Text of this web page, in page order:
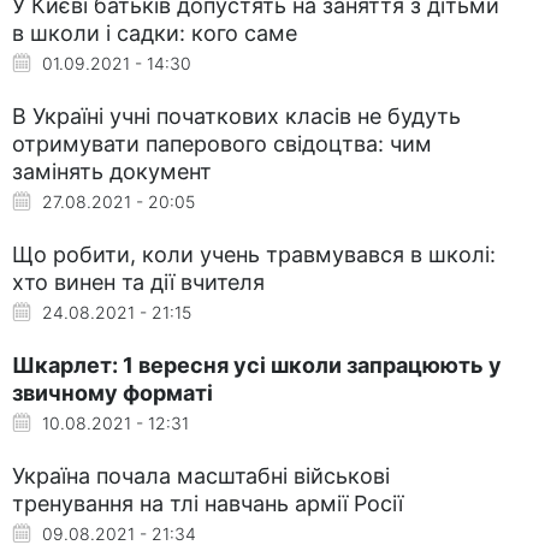
У Києві батьків допустять на заняття з дітьми
в школи і садки: кого саме
01.09.2021 - 14:30
В Україні учні початкових класів не будуть
отримувати паперового свідоцтва: чим
замінять документ
27.08.2021 - 20:05
Що робити, коли учень травмувався в школі:
хто винен та дії вчителя
24.08.2021 - 21:15
Шкарлет: 1 вересня усі школи запрацюють у
звичному форматі
10.08.2021 - 12:31
Україна почала масштабні військові
тренування на тлі навчань армії Росії
09.08.2021 - 21:34